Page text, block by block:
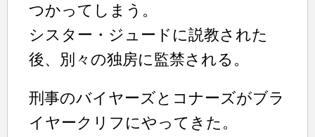
つかってしまう。
シスター・ジュードに説教された
後、別々の独房に監禁される。
刑事のバイヤーズとコナーズがブラ
イヤークリフにやってきた。